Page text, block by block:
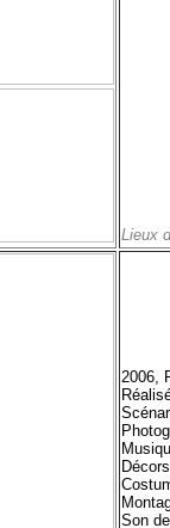
Lieux
2006,
Son